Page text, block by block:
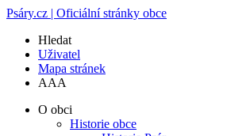
Psáry.cz | Oficiální stránky obce
Hledat
Uživatel
Mapa stránek
AAA
O obci
Historie obce